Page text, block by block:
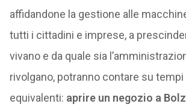
affidandone la gestione alle
tutti i cittadini e imprese, a
vivano e da quale sia
rivolgano, potranno contare su
equivalenti: aprire un negozio a